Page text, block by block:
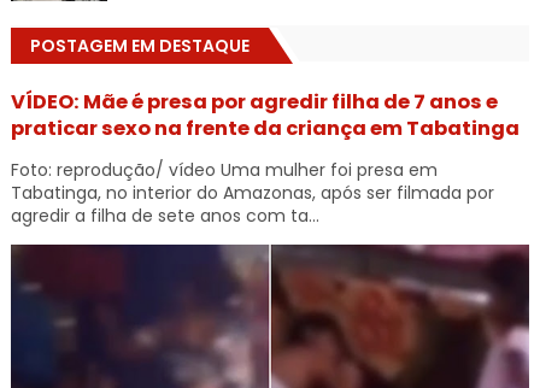
POSTAGEM EM DESTAQUE
VÍDEO: Mãe é presa por agredir filha de 7 anos e
praticar sexo na frente da criança em Tabatinga
Foto: reprodução/ vídeo Uma mulher foi presa em
Tabatinga, no interior do Amazonas, após ser filmada por
agredir a filha de sete anos com ta...